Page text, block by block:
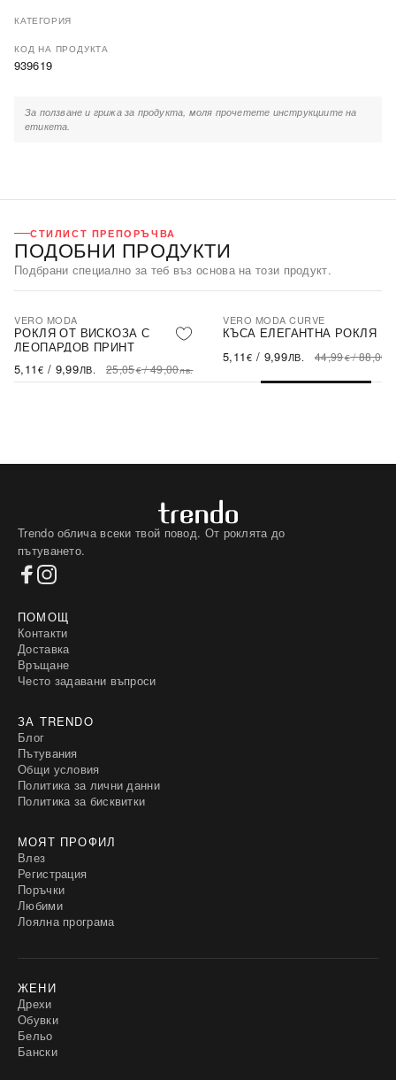
КАТЕГОРИЯ
КОД НА ПРОДУКТА
939619
За ползване и грижа за продукта, моля прочетете инструкциите на
етикета.
СТИЛИСТ ПРЕПОРЪЧВА
ПОДОБНИ ПРОДУКТИ
Подбрани специално за теб въз основа на този продукт.
-80% SALE
VERO MODA
РОКЛЯ ОТ ВИСКОЗА С
ЛЕОПАРДОВ ПРИНТ
5,11 € / 9,99ЛВ. 25,05€/49,00лв.
-89% SALE
VERO MODA CURVE
КЪСА ЕЛЕГАНТНА РОКЛЯ
5,11 € / 9,99ЛВ. 44,99€/88,00
Trendo облича всеки твой повод. От роклята до
пътуването.
ПОМОЩ
Контакти
Доставка
Връщане
Често задавани въпроси
ЗА TRENDO
Блог
Пътувания
Общи условия
Политика за лични данни
Политика за бисквитки
МОЯТ ПРОФИЛ
Влез
Регистрация
Поръчки
Любими
Лоялна програма
ЖЕНИ
Дрехи
Обувки
Бельо
Бански